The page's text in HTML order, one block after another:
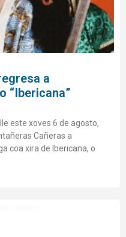
a
“Ibericana”
este xoves 6 de agosto,
Cañeras a
coa xira de Ibericana, o